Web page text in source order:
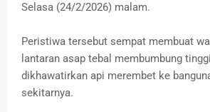
Selasa (24/2/2026) malam.
Peristiwa tersebut sempat membuat
lantaran asap tebal membumbung
dikhawatirkan api merembet ke
sekitarnya.